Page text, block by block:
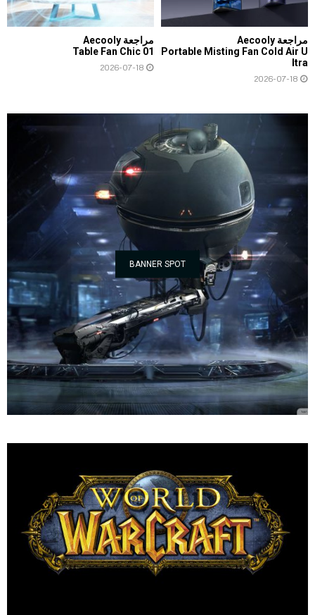
مراجعة Aecooly
Portable Misting Fan Cold Air U
ltra
2026-07-18
مراجعة Aecooly
Table Fan Chic 01
2026-07-18
BANNER SPOT